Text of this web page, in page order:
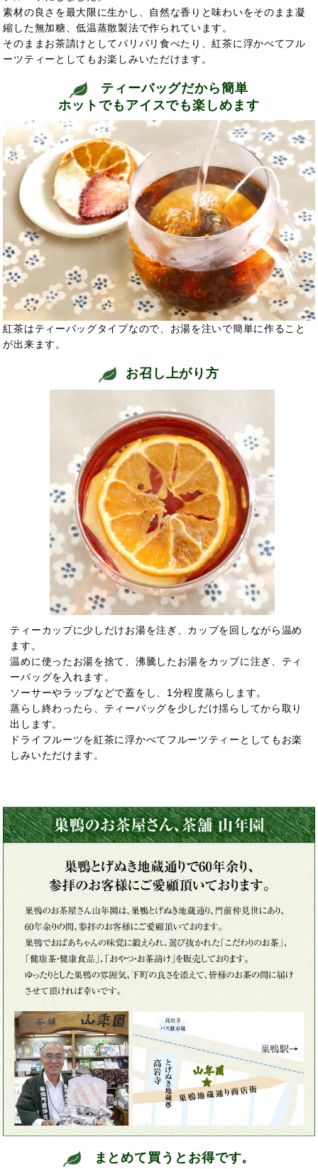
素材の良さを最大限に生かし、自然な香りと味わいをそのまま凝
縮した無加糖、低温蒸散製法で作られています。
そのままお茶請けとしてパリパリ食べたり、紅茶に浮かべてフル
ーツティーとしてもお楽しみいただけます。
ティーバッグだから簡単
ホットでもアイスでも楽しめます
紅茶はティーバッグタイプなので、お湯を注いで簡単に作ること
が出来ます。
お召し上がり方
ティーカップに少しだけお湯を注ぎ、カップを回しながら温め
ます。
温めに使ったお湯を捨て、沸騰したお湯をカップに注ぎ、ティ
ーバッグを入れます。
ソーサーやラップなどで蓋をし、1分程度蒸らします。
蒸らし終わったら、ティーバッグを少しだけ揺らしてから取り
出します。
ドライフルーツを紅茶に浮かべてフルーツティーとしてもお楽
しみいただけます。
まとめて買うとお得です。